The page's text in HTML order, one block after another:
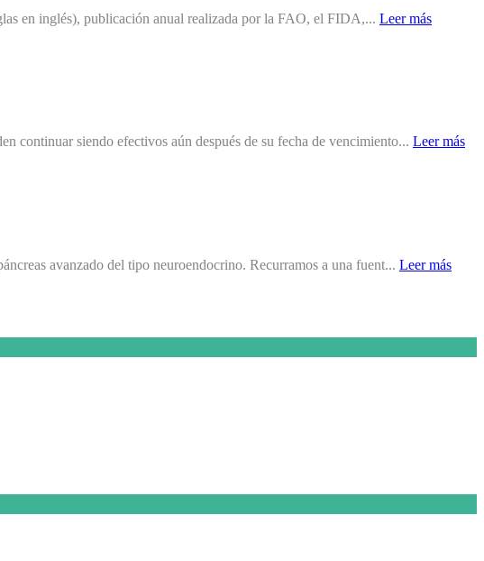
en inglés), publicación anual realizada por la FAO, el FIDA,... Leer más
continuar siendo efectivos aún después de su fecha de vencimiento... Leer más
avanzado del tipo neuroendocrino. Recurramos a una fuent... Leer más